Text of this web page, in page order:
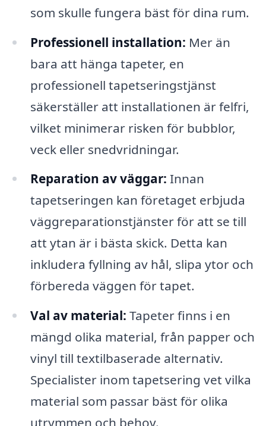
som skulle fungera bäst för dina rum.
Professionell installation: Mer än
bara att hänga tapeter, en
professionell tapetseringstjänst
säkerställer att installationen är felfri,
vilket minimerar risken för bubblor,
veck eller snedvridningar.
Reparation av väggar: Innan
tapetseringen kan företaget erbjuda
väggreparationstjänster för att se till
att ytan är i bästa skick. Detta kan
inkludera fyllning av hål, slipa ytor och
förbereda väggen för tapet.
Val av material: Tapeter finns i en
mängd olika material, från papper och
vinyl till textilbaserade alternativ.
Specialister inom tapetsering vet vilka
material som passar bäst för olika
utrymmen och behov.